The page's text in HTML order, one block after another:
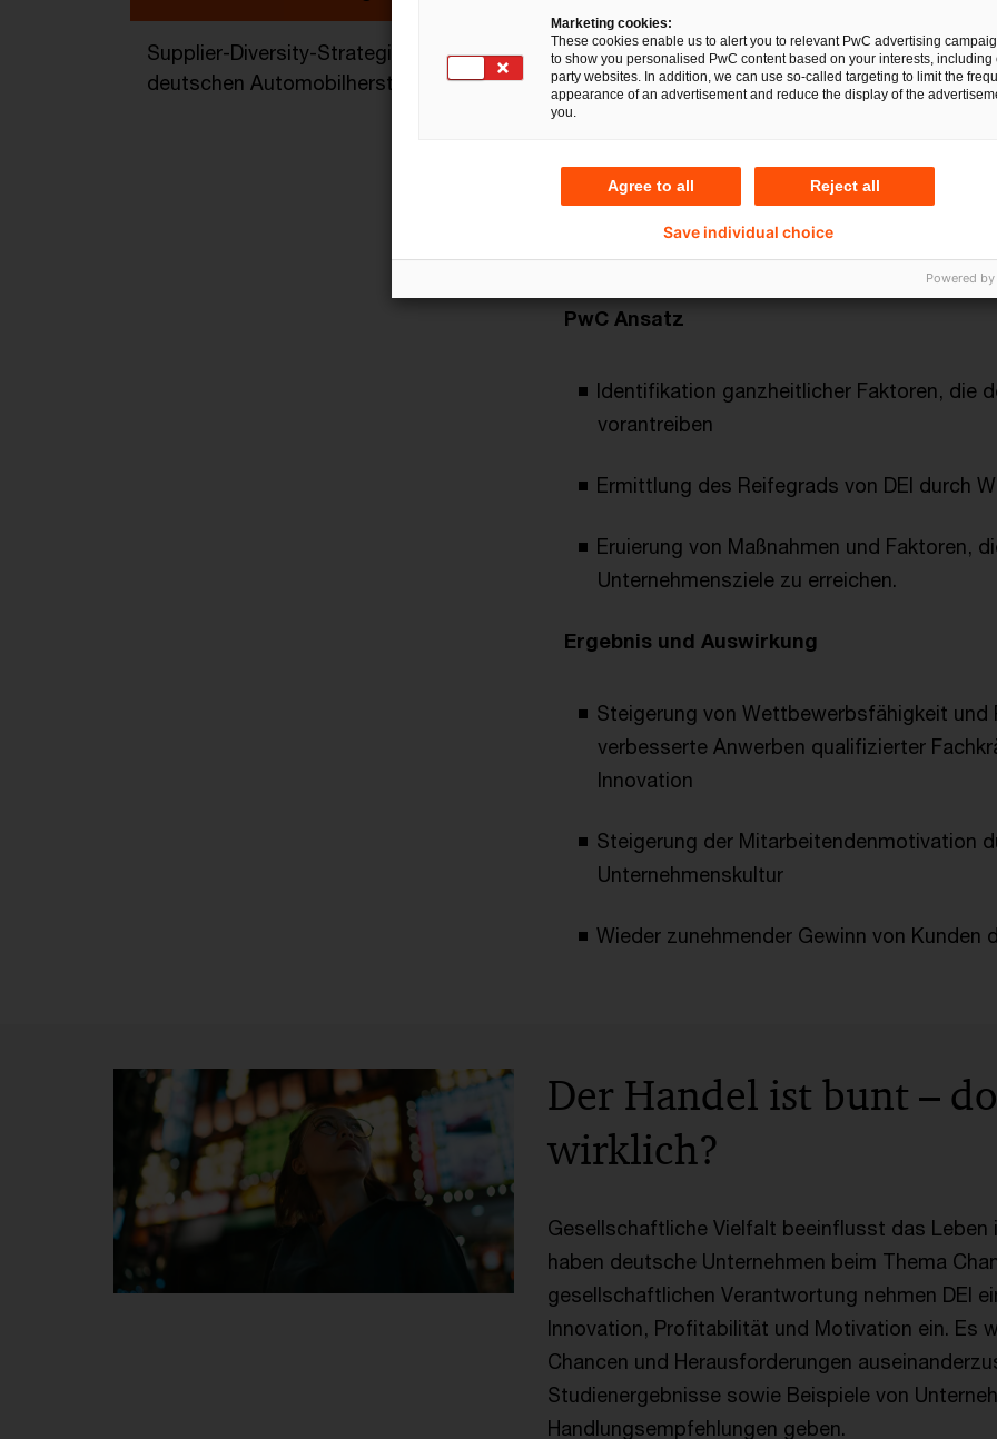
Supplier-Diversity-Strategie für einen
deutschen Automobilhersteller
Herausforderung & Situation
Vielfalt, faire Teilhabe und Integration
Gesellschaft, sondern auch im
musste sich mehreren Herausforderungen
und herausragenden Talenten.
PwC Ansatz
Identifikation ganzheitlicher Faktoren, die
vorantreiben
Ermittlung des Reifegrads von DEI durch
Eruierung von Maßnahmen und Faktoren,
Unternehmensziele zu erreichen.
Ergebnis und Auswirkung
Steigerung von Wettbewerbsfähigkeit
verbesserte Anwerben qualifizierter
Innovation
Steigerung der Mitarbeitendenmotivation
Unternehmenskultur
Wieder zunehmender Gewinn von
Der Handel ist bunt –
wirklich?
Gesellschaftliche Vielfalt beeinflusst das Leben
haben deutsche Unternehmen beim Thema
gesellschaftlichen Verantwortung nehmen DEI
Innovation, Profitabilität und Motivation ein. Es
Chancen und Herausforderungen
Studienergebnisse sowie Beispiele von
Handlungsempfehlungen geben.
Marketing cookies:
These cookies enable us to alert you to relevant PwC advertising
to show you personalised PwC content based on your interests, including
party websites. In addition, we can use so-called targeting to limit the
appearance of an advertisement and reduce the display of the
you.
Agree to all Reject all
Save individual choice
Powered by